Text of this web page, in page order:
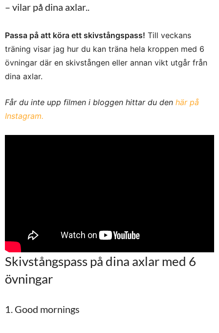
– vilar på dina axlar..
Passa på att köra ett skivstångspass! Till veckans
träning visar jag hur du kan träna hela kroppen med 6
övningar där en skivstången eller annan vikt utgår från
dina axlar.
Får du inte upp filmen i bloggen hittar du den här på
Instagram.
Skivstångspass på dina axlar med 6
övningar
1. Good mornings